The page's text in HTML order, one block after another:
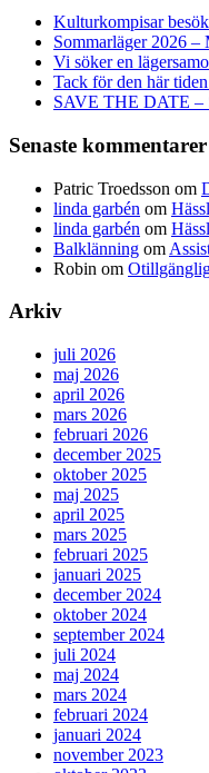
Kulturkompisar
Sommarläger 2026
Vi söker en
Tack för den här
SAVE THE DATE –
Senaste kommentarer
Patric Troedsson om
linda garbén om
linda garbén om
Balklänning om
Robin om
Arkiv
juli 2026
maj 2026
april 2026
mars 2026
februari 2026
december 2025
oktober 2025
maj 2025
april 2025
mars 2025
februari 2025
januari 2025
december 2024
oktober 2024
september 2024
juli 2024
maj 2024
mars 2024
februari 2024
januari 2024
november 2023